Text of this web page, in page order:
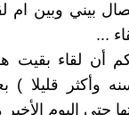
بيني وبين
...
أن لقاء بقيت
(١١ سنه وأكثر
حتى اليوم